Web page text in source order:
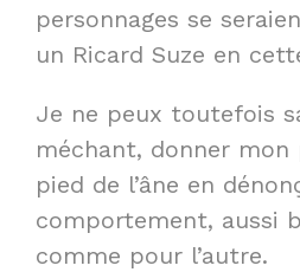
personnages se
un Ricard Suze en
Je ne peux toutefois
méchant, donner
pied de l’âne en
comportement, aussi
comme pour l’autre.